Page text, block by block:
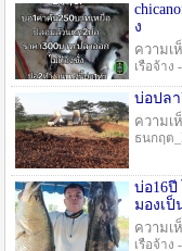
ง
ความเ
เรือจ้าง -
บ่อปลา
ความเ
ธนกฤต
บ่อ16ปี
มองเป็
ความเ
เรือจ้าง -